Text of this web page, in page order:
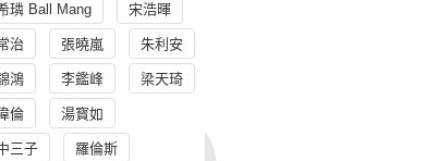
璘 Ball Mang 宋浩暉
治 張曉嵐 朱利安
鴻 李鑑峰 梁天琦
倫 湯寳如
三子 羅倫斯